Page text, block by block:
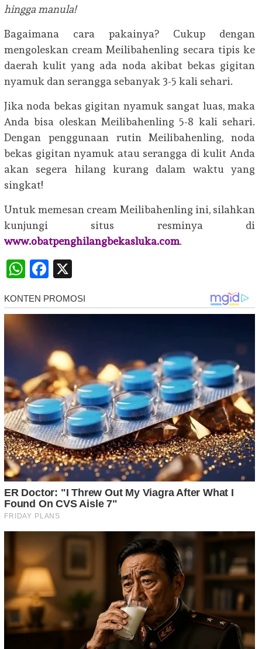
hingga manula!
Bagaimana cara pakainya? Cukup dengan
mengoleskan cream Meilibahenling secara tipis ke
daerah kulit yang ada noda akibat bekas gigitan
nyamuk dan serangga sebanyak 3-5 kali sehari.
Jika noda bekas gigitan nyamuk sangat luas, maka
Anda bisa oleskan Meilibahenling 5-8 kali sehari.
Dengan penggunaan rutin Meilibahenling, noda
bekas gigitan nyamuk atau serangga di kulit Anda
akan segera hilang kurang dalam waktu yang
singkat!
Untuk memesan cream Meilibahenling ini, silahkan
kunjungi situs resminya di
www.obatpenghilangbekasluka.com.
WhatsApp
Facebook